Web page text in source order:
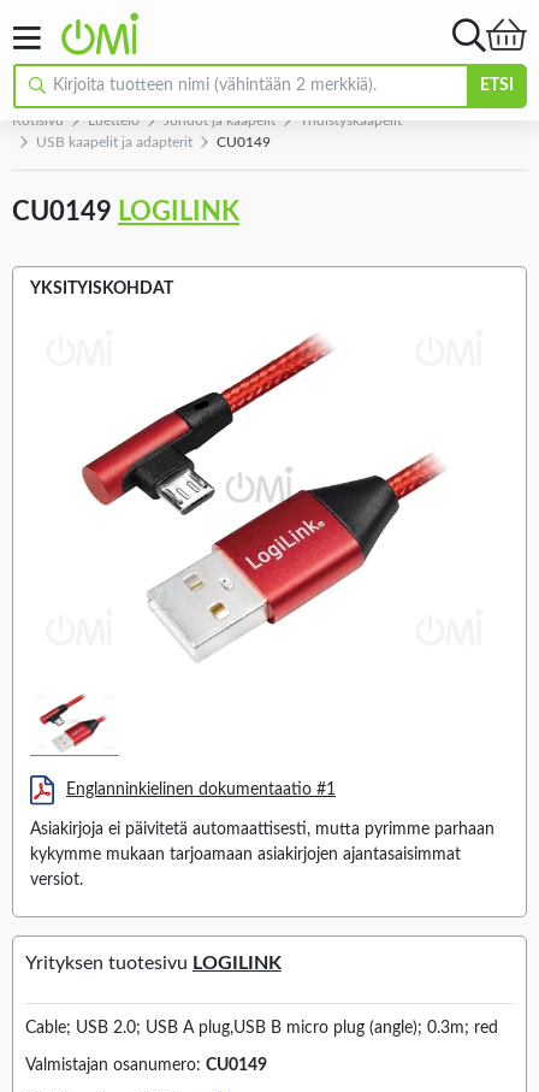
ETSI
Kotisivu Luettelo Johdot ja kaapelit
Yhdistyskaapelit
USB kaapelit ja adapterit
CU0149
CU0149 LOGILINK
YKSITYISKOHDAT
Englanninkielinen dokumentaatio #1
Asiakirjoja ei päivitetä automaattisesti, mutta pyrimme parhaan
kykymme mukaan tarjoamaan asiakirjojen ajantasaisimmat
versiot.
Yrityksen tuotesivu LOGILINK
Cable; USB 2.0; USB A plug,USB B micro plug (angle); 0.3m; red
Valmistajan osanumero: CU0149